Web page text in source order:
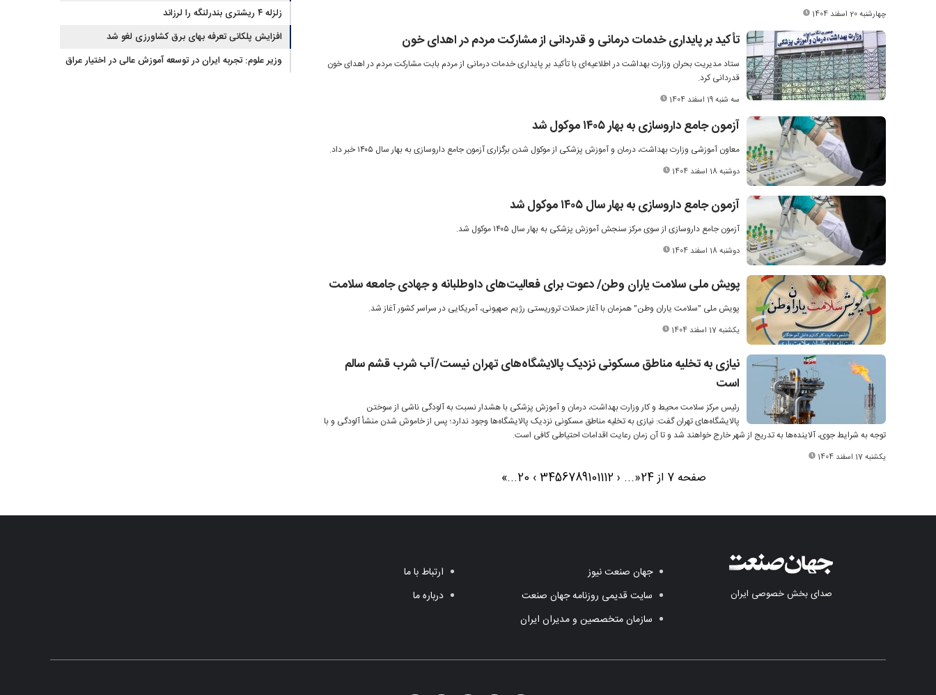
چهارشنبه 20 اسفند 1404
تأکید بر پایداری خدمات درمانی و قدردانی از مشارکت مردم در اهدای خون
ستاد مدیریت بحران وزارت بهداشت در اطلاعیه‌ای با تأکید بر پایداری خدمات درمانی از مردم بابت مشارکت مردم در اهدای خون
قدردانی کرد.
سه شنبه 19 اسفند 1404
آزمون جامع داروسازی به بهار ۱۴۰۵ موکول شد
معاون آموزشی وزارت بهداشت، درمان و آموزش پزشکی از موکول شدن برگزاری آزمون جامع داروسازی به بهار سال ۱۴۰۵ خبر داد.
دوشنبه 18 اسفند 1404
آزمون جامع داروسازی به بهار سال ۱۴۰۵ موکول شد
آزمون جامع داروسازی از سوی مرکز سنجش آموزش پزشکی به بهار سال ۱۴۰۵ موکول شد.
دوشنبه 18 اسفند 1404
پویش ملی سلامت یاران وطن/ دعوت برای فعالیت‌های داوطلبانه و جهادی جامعه سلامت
پویش ملی "سلامت‌ یاران وطن" همزمان با آغاز حملات تروریستی رژیم صهیونی، آمریکایی در سراسر کشور آغاز شد.
یکشنبه 17 اسفند 1404
نیازی به تخلیه مناطق مسکونی نزدیک پالایشگاه‌های تهران نیست/آب شرب قشم سالم
است
رئیس مرکز سلامت محیط و کار وزارت بهداشت، درمان و آموزش پزشکی با هشدار نسبت به آلودگی ناشی از سوختن
پالایشگاه‌های تهران گفت: نیازی به تخلیه مناطق مسکونی نزدیک پالایشگاه‌ها وجود ندارد؛ پس از خاموش شدن منشأ آلودگی و با
توجه به شرایط جوی، آلاینده‌ها به تدریج از شهر خارج خواهند شد و تا آن زمان رعایت اقدامات احتیاطی کافی است.
یکشنبه 17 اسفند 1404
صفحه 7 از 24 «
...
‹
3456789101112
›
20
...
»
قیمتی به فروش می‌رود؟
زلزله ۴ ریشتری بندرلنگه را لرزاند
افزایش پلکانی تعرفه بهای برق کشاورزی لغو شد
وزیر علوم: تجربه ایران در توسعه آموزش عالی در اختیار عراق
صدای بخش خصوصی ایران
جهان صنعت نیوز
سایت قدیمی روزنامه جهان صنعت
سازمان متخصصین و مدیران ایران
ارتباط با ما
درباره ما